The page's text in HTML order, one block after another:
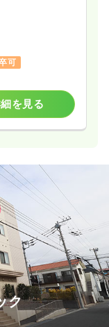
可
を見る
ク